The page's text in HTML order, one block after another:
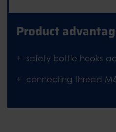
Product
safety bottle hooks
connecting thread